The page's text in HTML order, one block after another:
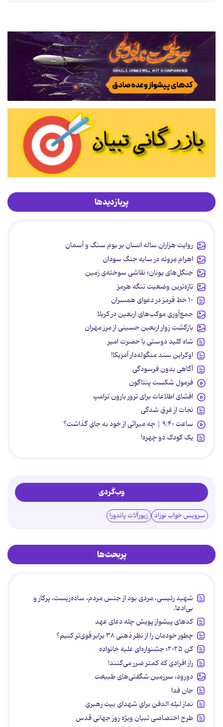
پربازدیدها
روایت هزاران ساله انسان بر بوم سنگ و آسمان
اهرام مِروئه در سایه جنگ سودان
جنگل‌های یونان؛ نقاشیِ سوخته‌ی زمین
تازه‌ترین وضعیت تنگه هرمز
۱۰ خط قرمز در دعوای همسران
جمع‌آوری موکب‌های اربعین در کربلا
بازگشت زوار اربعین حسینی از مرز مهران
شاه کلید دوستی با حضرت امیر
اوکراین سند منگوله‌دار آمریکا!
آگاهی بدون فرسودگی
فرمول شکست پنتاگون
افشای اطلاعات برای ترور بارون ترامپ
نجات از غرق شدگی
ساعت ۹:۴۰ | چه میراثی از خود به جای گذاشت؟
یک کودک دو چهره!
وب‌گردی
سرویس خواب نوزاد زیورآلات پاندورا
پربحث‌ها
شهید رئیسی، مردی بود از جنس مردم، ساده‌زیست، پرکار و
بی‌ادعا.
کدهای پیشواز پویش چله دعای عهد
چطور خودمان را از نظر ذهنی ۳۸ برابر قوی‌تر کنیم؟
کن ۲۰۲۵؛ جشنواره‌ای علیه خانواده
راز افرادی که کمتر ضرر می‌کنند!
دورود، سرزمین شگفتی‌های طبیعت
جان فدا
نماز لیله الدفن برای شهدای بیت رهبری
طرح اختصاصی تبیان ویژه روز جهانی قدس